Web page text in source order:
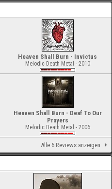
Heaven Shall Burn - Invictus
Melodic Death Metal - 2010
Heaven Shall Burn - Deaf To Our
Prayers
Melodic Death Metal - 2006
Alle 6 Reviews anzeigen